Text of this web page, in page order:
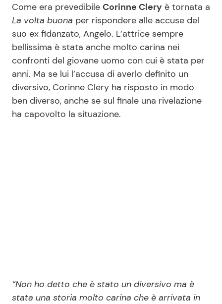
Mondo Mamma
News benessere
Salute
Viaggi e Turismo
Le Ricette in TV
Primi Piatti
Ricette Facili e Veloci
Redazione
Come era prevedibile Corinne Clery è tornata a
La volta buona per rispondere alle accuse del
suo ex fidanzato, Angelo. L’attrice sempre
bellissima è stata anche molto carina nei
confronti del giovane uomo con cui è stata per
anni. Ma se lui l’accusa di averlo definito un
diversivo, Corinne Clery ha risposto in modo
ben diverso, anche se sul finale una rivelazione
ha capovolto la situazione.
“Non ho detto che è stato un diversivo ma è
stata una storia molto carina che è arrivata in